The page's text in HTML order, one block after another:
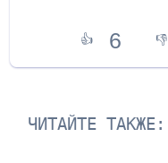
👍 6 👎
ЧИТАЙТЕ ТАКЖЕ: